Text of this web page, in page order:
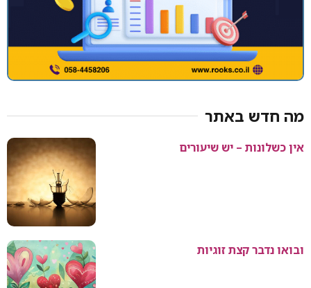
מה חדש באתר
אין כשלונות – יש שיעורים
ובואו נדבר קצת זוגיות